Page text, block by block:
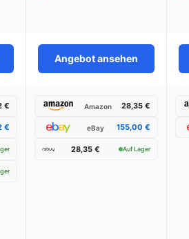
Angebot ansehen
€
€
Amazon 28,35 €
eBay 155,00 €
28,35 € Auf Lager